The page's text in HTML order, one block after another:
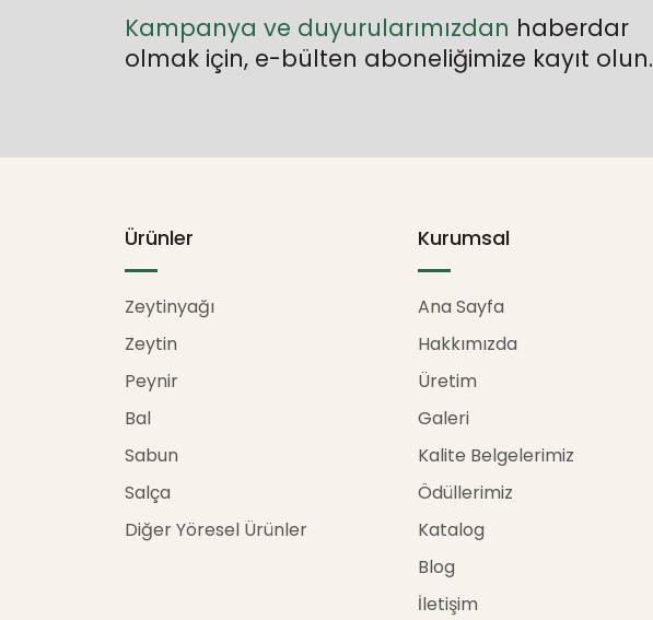
Kampanya ve duyurularımızdan haberdar
olmak için, e-bülten aboneliğimize kayıt olun.
Ürünler
Zeytinyağı
Zeytin
Peynir
Bal
Sabun
Salça
Diğer Yöresel Ürünler
Kurumsal
Ana Sayfa
Hakkımızda
Üretim
Galeri
Kalite Belgelerimiz
Ödüllerimiz
Katalog
Blog
İletişim